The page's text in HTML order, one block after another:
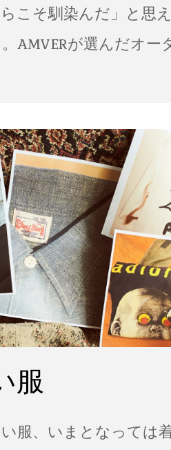
らこそ馴染んだ」と思
AMVERが選んだオー
服
服、いまとなっては